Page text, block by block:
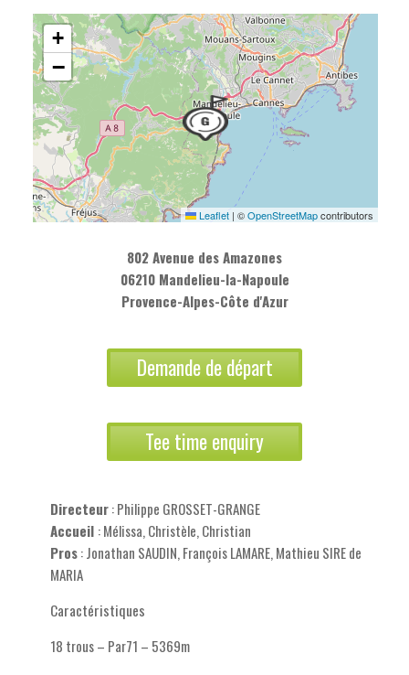
+
−
Leaflet | ©OpenStreetMapcontributors
802 Avenue des Amazones
06210 Mandelieu-la-Napoule
Provence-Alpes-Côte d'Azur
Demande de départ
Tee time enquiry
Directeur: Philippe GROSSET-GRANGE
Accueil : Mélissa, Christèle, Christian
Pros: Jonathan SAUDIN, François LAMARE, Mathieu SIRE de
MARIA
Caractéristiques
18 trous – Par71 – 5369m